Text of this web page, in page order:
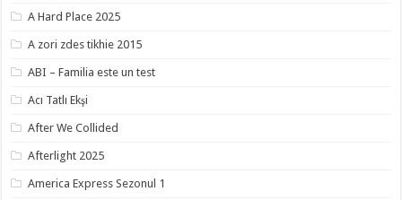
A Hard Place 2025
A zori zdes tikhie 2015
ABI – Familia este un test
Acı Tatlı Ekşi
After We Collided
Afterlight 2025
America Express Sezonul 1